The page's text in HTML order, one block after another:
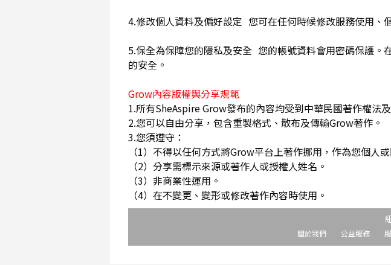
4.修改個人資料及偏好設定 您可在任何時候修改服務使用、
5.保全為保障您的隱私及安全 您的帳號資料會用密碼保護。
的安全。
Grow內容版權與分享規範
1.所有SheAspire Grow發布的內容均受到中華民國著作權法
2.您可以自由分享，包含重製格式、散布及傳輸Grow著作。
3.您須遵守：
（1）不得以任何方式將Grow平台上著作挪用，作為您個人
（2）分享需標示來源或著作人或授權人姓名。
（3）非商業性運用。
（4）在不變更、變形或修改著作內容時使用。
關於我們 公益服務